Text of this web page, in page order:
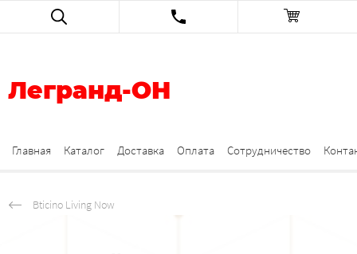
Легранд-ОН
Главная Каталог Доставка Оплата Сотрудничество
Bticino Living Now